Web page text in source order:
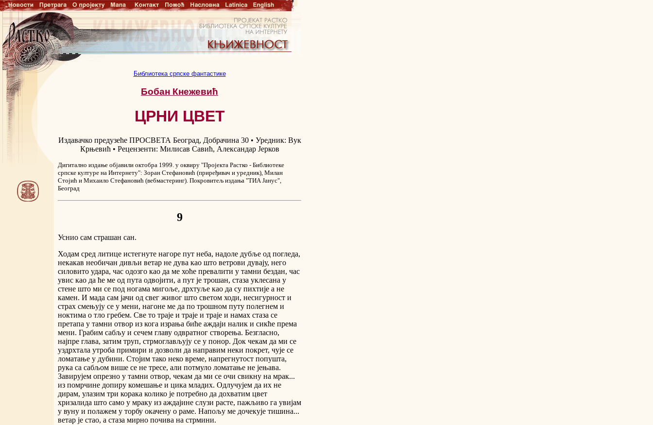
Библиотека српске фантастике
Бобан Кнежевић
ЦРНИ ЦВЕТ
Издавачко предузеће ПРОСВЕТА Београд, Добрачина 30 • Уредник: Вук
Крњевић • Рецензенти: Милисав Савић, Александар Јерков
Дигитално издање објавили октобра 1999. у оквиру "Пројекта Растко - Библиотеке
српске културе на Интернету": Зоран Стефановић (приређивач и уредник), Милан
Стојић и Михаило Стефановић (вебмастеринг). Покровитељ издања "ТИА Јанус",
Београд
9
Уснио сам страшан сан.
Ходам сред литице истегнуте нагоре пут неба, надоле дубље од погледа,
некакав необичан дивљи ветар не дува као што ветрови дувају, него
силовито удара, час одозго као да ме хоће превалити у тамни бездан, час
увис као да ће ме од пута одвојити, а пут је трошан, стаза уклесана у
стене што ми се под ногама мигоље, дрхтуље као да су пихтије а не
камен. И мада сам јачи од свег живог што светом ходи, несигурност и
страх смењују се у мени, нагоне ме да по трошном путу полегнем и
ноктима о тло гребем. Све то траје и траје и траје и намах стаза се
претапа у тамни отвор из кога израња биће аждаји налик и сикће према
мени. Грабим сабљу и сечем главу одвратног створења. Безгласно,
најпре глава, затим труп, стрмоглављују се у понор. Док чекам да ми се
уздрхтала утроба примири и дозволи да направим неки покрет, чује се
ломатање у дубини. Стојим тако неко време, напрегнутост попушта,
рука са сабљом више се не тресе, али потмуло ломатање не јењава.
Завирујем опрезно у тамни отвор, чекам да ми се очи свикну на мрак...
из помрчине допиру комешање и цика младих. Одлучујем да их не
дирам, улазим три корака колико је потребно да дохватим цвет
хризалида што само у мраку из аждајине слузи расте, пажљиво га увијам
у вуну и полажем у торбу окачену о раме. Напољу ме дочекује тишина...
ветар је стао, а стаза мирно почива на стрмини.